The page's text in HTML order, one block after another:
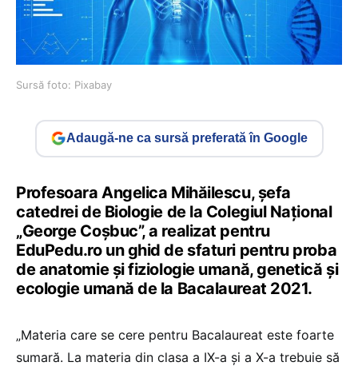
Sursă foto: Pixabay
Adaugă-ne ca sursă preferată în Google
Profesoara Angelica Mihăilescu, șefa
catedrei de Biologie de la Colegiul Național
„George Coșbuc”, a realizat pentru
EduPedu.ro un ghid de sfaturi pentru proba
de anatomie şi fiziologie umană, genetică şi
ecologie umană de la Bacalaureat 2021.
„Materia care se cere pentru Bacalaureat este foarte
sumară. La materia din clasa a IX-a și a X-a trebuie să